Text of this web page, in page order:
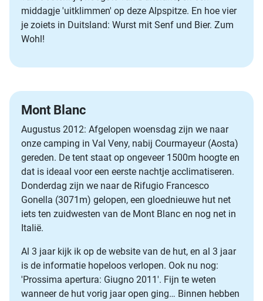
middagje 'uitklimmen' op deze Alpspitze. En hoe vier
je zoiets in Duitsland: Wurst mit Senf und Bier. Zum
Wohl!
Mont Blanc
Augustus 2012: Afgelopen woensdag zijn we naar
onze camping in Val Veny, nabij Courmayeur (Aosta)
gereden. De tent staat op ongeveer 1500m hoogte en
dat is ideaal voor een eerste nachtje acclimatiseren.
Donderdag zijn we naar de Rifugio Francesco
Gonella (3071m) gelopen, een gloednieuwe hut net
iets ten zuidwesten van de Mont Blanc en nog net in
Italië.
Al 3 jaar kijk ik op de website van de hut, en al 3 jaar
is de informatie hopeloos verlopen. Ook nu nog:
'Prossima apertura: Giugno 2011'. Fijn te weten
wanneer de hut vorig jaar open ging… Binnen hebben